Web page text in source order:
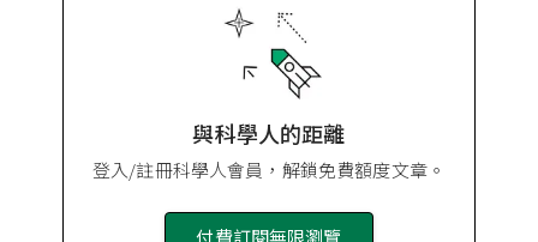
與科學人的距離
登入/註冊科學人會員，解鎖免費額度文章。
付費訂閱無限瀏覽